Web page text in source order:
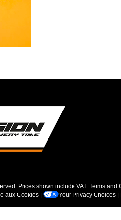
Prices shown include VAT. Terms and
aux Cookies Your Privacy Choices